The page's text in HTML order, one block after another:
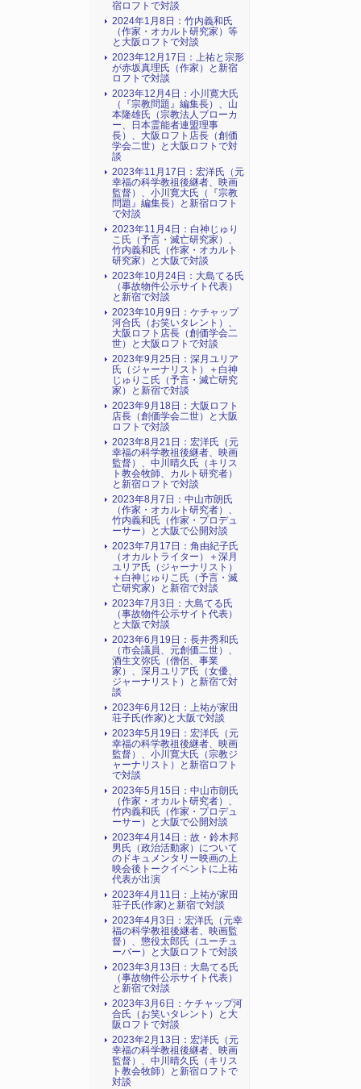
宿ロフトで対談
2024年1月8日：竹内義和氏
（作家・オカルト研究家）等
と大阪ロフトで対談
2023年12月17日：上祐と宗形
が赤坂真理氏（作家）と新宿
ロフトで対談
2023年12月4日：小川寛大氏
（『宗教問題』編集長）、山
本隆雄氏（宗教法人ブローカ
ー、日本霊能者連盟理事
長）、大阪ロフト店長（創価
学会二世）と大阪ロフトで対
談
2023年11月17日：宏洋氏（元
幸福の科学教祖後継者、映画
監督）、小川寛大氏（『宗教
問題』編集長）と新宿ロフト
で対談
2023年11月4日：白神じゅり
こ氏（予言・滅亡研究家）、
竹内義和氏（作家・オカルト
研究家）と大阪で対談
2023年10月24日：大島てる氏
（事故物件公示サイト代表）
と新宿で対談
2023年10月9日：ケチャップ
河合氏（お笑いタレント）、
大阪ロフト店長（創価学会二
世）と大阪ロフトで対談
2023年9月25日：深月ユリア
氏（ジャーナリスト）＋白神
じゅりこ氏（予言・滅亡研究
家）と新宿で対談
2023年9月18日：大阪ロフト
店長（創価学会二世）と大阪
ロフトで対談
2023年8月21日：宏洋氏（元
幸福の科学教祖後継者、映画
監督）、中川晴久氏（キリス
ト教会牧師、カルト研究者）
と新宿ロフトで対談
2023年8月7日：中山市朗氏
（作家・オカルト研究者）、
竹内義和氏（作家・プロデュ
ーサー）と大阪で公開対談
2023年7月17日：角由紀子氏
（オカルトライター）＋深月
ユリア氏（ジャーナリスト）
＋白神じゅりこ氏（予言・滅
亡研究家）と新宿で対談
2023年7月3日：大島てる氏
（事故物件公示サイト代表）
と大阪で対談
2023年6月19日：長井秀和氏
（市会議員、元創価二世）、
酒生文弥氏（僧侶、事業
家）、深月ユリア氏（女優、
ジャーナリスト）と新宿で対
談
2023年6月12日：上祐が家田
荘子氏(作家)と大阪で対談
2023年5月19日：宏洋氏（元
幸福の科学教祖後継者、映画
監督）、小川寛大氏（宗教ジ
ャーナリスト）と新宿ロフト
で対談
2023年5月15日：中山市朗氏
（作家・オカルト研究者）、
竹内義和氏（作家・プロデュ
ーサー）と大阪で公開対談
2023年4月14日：故・鈴木邦
男氏（政治活動家）について
のドキュメンタリー映画の上
映会後トークイベントに上祐
代表が出演
2023年4月11日：上祐が家田
荘子氏(作家)と新宿で対談
2023年4月3日：宏洋氏（元幸
福の科学教祖後継者、映画監
督）、懲役太郎氏（ユーチュ
ーバー）と大阪ロフトで対談
2023年3月13日：大島てる氏
（事故物件公示サイト代表）
と新宿で対談
2023年3月6日：ケチャップ河
合氏（お笑いタレント）と大
阪ロフトで対談
2023年2月13日：宏洋氏（元
幸福の科学教祖後継者、映画
監督）、中川晴久氏（キリス
ト教会牧師）と新宿ロフトで
対談